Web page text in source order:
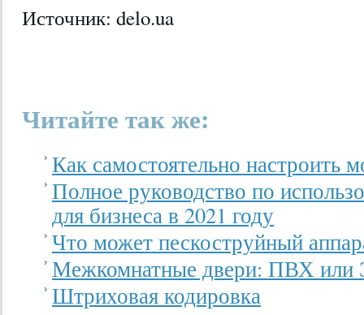
Источник: delo.ua
Читайте так же:
Как самостоятельно настроить
Полное руководство по
для бизнеса в 2021 году
Что может пескоструйный
Межкомнатные двери: ПВХ или
Штриховая кодировка